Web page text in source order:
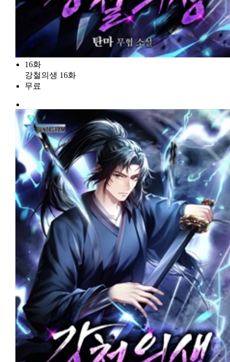
16화
강철의생 16화
무료